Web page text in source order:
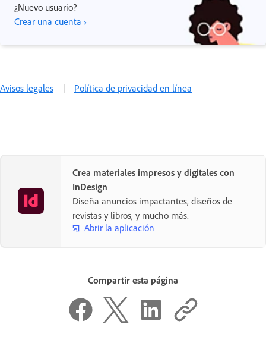
¿Nuevo usuario?
Crear una cuenta ›
Avisos legales | Política de privacidad en línea
Crea materiales impresos y digitales con
InDesign
Diseña anuncios impactantes, diseños de
revistas y libros, y mucho más.
Abrir la aplicación
Compartir esta página